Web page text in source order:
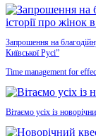
Запрошення на
Київської Русі”
Time management for
Вітаємо усіх із